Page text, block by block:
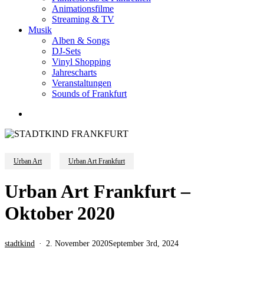
Animationsfilme
Streaming & TV
Musik
Alben & Songs
DJ-Sets
Vinyl Shopping
Jahrescharts
Veranstaltungen
Sounds of Frankfurt
Urban Art Urban Art Frankfurt
Urban Art Frankfurt –
Oktober 2020
stadtkind 2. November 2020September 3rd, 2024